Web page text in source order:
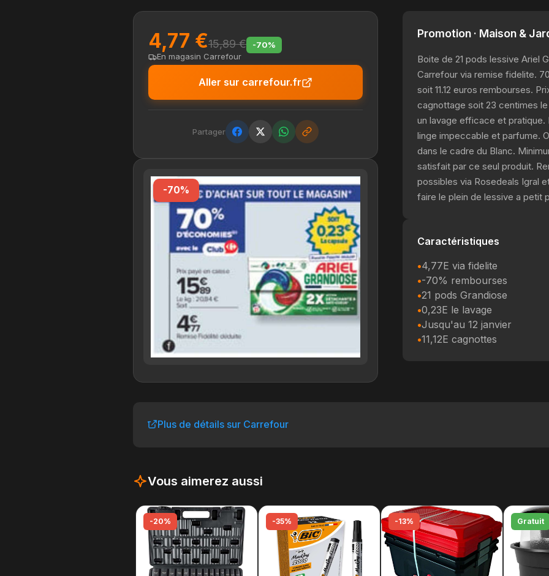
4,77 €15,89 €
-70%
En magasin Carrefour
Aller sur carrefour.fr
Partager
-70%
Promotion · Maison &
Boite de 21 pods lessive Ariel
Carrefour via remise fidelite.
soit 11.12 euros rembourses.
cagnottage soit 23 centimes
un lavage efficace et pratique.
linge impeccable et parfume.
dans le cadre du Blanc.
satisfait par ce seul produit.
possibles via Rosedeals Igral
faire le plein de lessive a petit
Caractéristiques
4,77E via fidelite
-70% rembourses
21 pods Grandiose
0,23E le lavage
Jusqu'au 12 janvier
11,12E cagnottes
Plus de détails sur Carrefour
Vous aimerez aussi
-20% -35% -13% Gratuit